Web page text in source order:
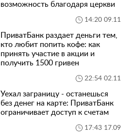
возможность благодаря церкви
14:20 09.11
ПриватБанк раздает деньги тем,
кто любит попить кофе: как
принять участие в акции и
получить 1500 гривен
22:54 02.11
Уехал заграницу - останешься
без денег на карте: ПриватБанк
ограничивает доступ к счетам
17:43 17.09